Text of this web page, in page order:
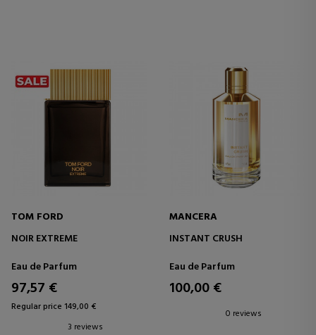
TOM FORD
NOIR EXTREME
Eau de Parfum
97,57 €
Regular price 149,00 €
3 reviews
MANCERA
INSTANT CRUSH
Eau de Parfum
100,00 €
0 reviews